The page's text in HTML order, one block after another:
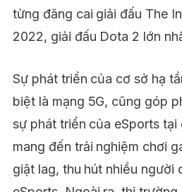
từng đăng cai giải đấu The
2022, giải đấu Dota 2 lớn
Sự phát triển của cơ sở hạ
biệt là mạng 5G, cũng góp
sự phát triển của eSports tại
mang đến trải nghiệm chơi
giật lag, thu hút nhiều người